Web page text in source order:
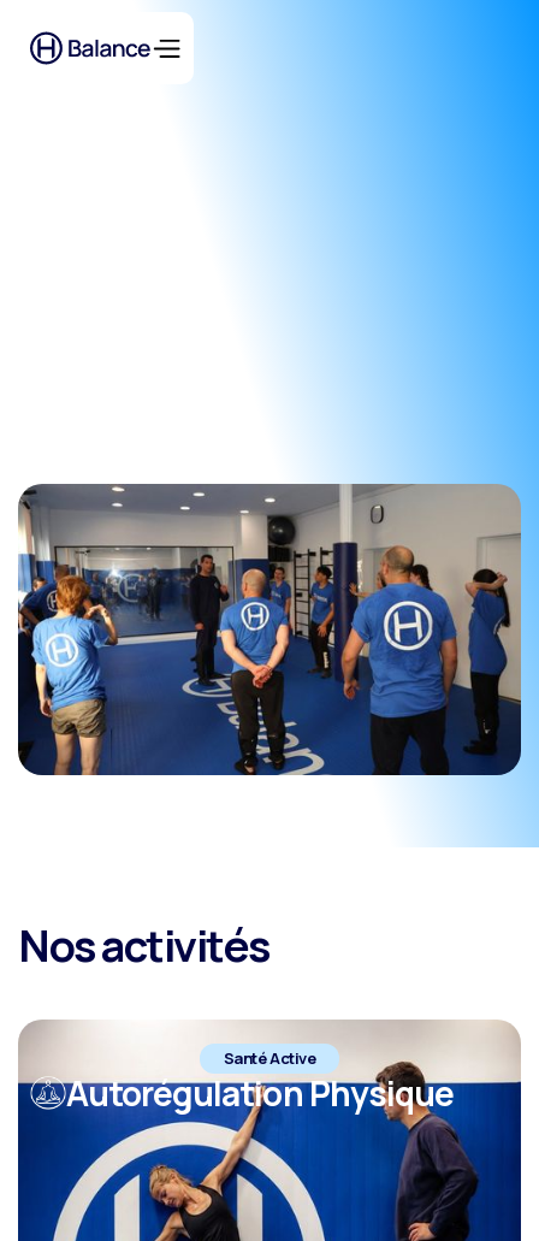
Nos activités
Santé Active
Autorégulation Physique